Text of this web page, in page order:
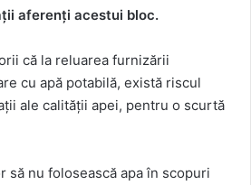
aferenți acestui bloc.
că la reluarea furnizării
cu apă potabilă, există riscul
ale calității apei, pentru o scurtă
să nu folosească apa în scopuri